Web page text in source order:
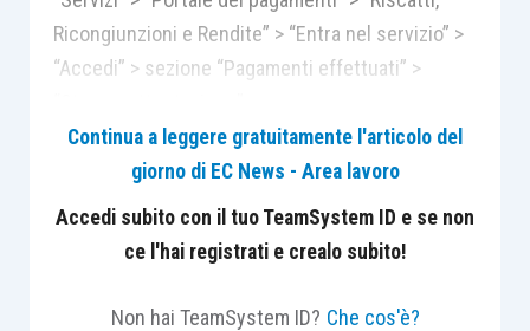
Ricongiunzioni e Rendite” > “Entra nel servizio” >
“Accedi” > sezione “Pagamenti effettuati” >
L’accesso con codice fiscale e numero pratica (di
8 cifre) consente di visualizzare e stampare
l’attestazione fiscale relativa a una singola
l’autenticazione mediante Spid almeno di livello 2,
Continua a leggere gratuitamente l'articolo del
giorno di EC News - Area lavoro
Accedi subito con il tuo TeamSystem ID e se non
ce l'hai registrati e crealo subito!
Non hai TeamSystem ID? Che cos'è?